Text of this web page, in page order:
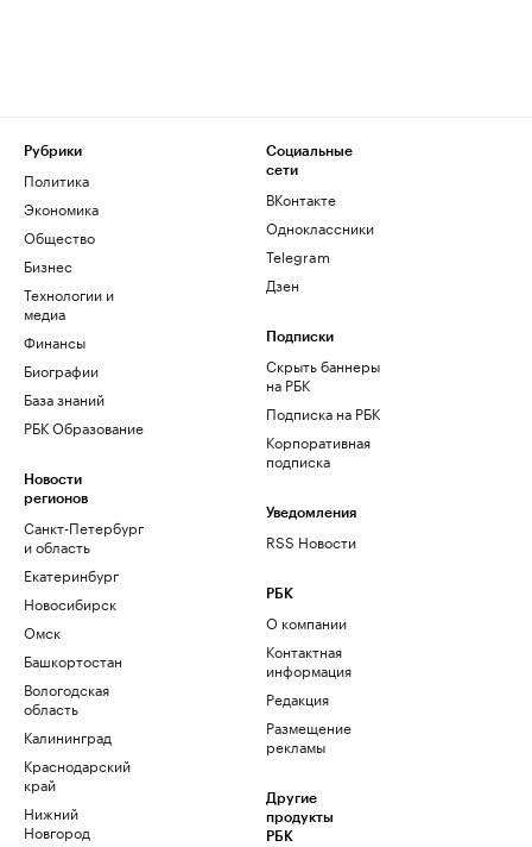
Рубрики
Политика
Экономика
Общество
Бизнес
Технологии и
медиа
Финансы
Биографии
База знаний
РБК Образование
Новости
регионов
Санкт-Петербург
и область
Екатеринбург
Новосибирск
Омск
Башкортостан
Вологодская
область
Калининград
Краснодарский
край
Нижний
Новгород
Социальные
сети
ВКонтакте
Одноклассники
Telegram
Дзен
Подписки
Скрыть баннеры
на РБК
Подписка на РБК
Корпоративная
подписка
Уведомления
RSS Новости
РБК
О компании
Контактная
информация
Редакция
Размещение
рекламы
Другие
продукты
РБК